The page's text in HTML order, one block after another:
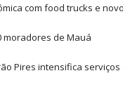
com food trucks e
de Mauá
Pires intensifica